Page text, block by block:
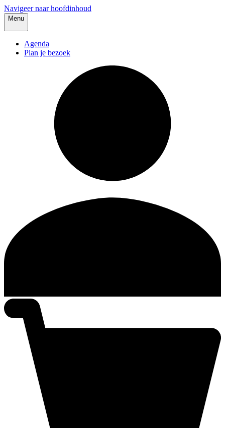
Navigeer naar hoofdinhoud
Menu
Agenda
Plan je bezoek